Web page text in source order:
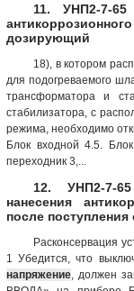
11. УНП2-7-
дозирующий
18), в котором
для подогреваемого
трансформатора и
стабилизатора, с
режима, необходимо
Блок входной 4.5.
переходник 3,...
12. УНП2-7-
нанесения
после поступления
Расконсервация
1 Убедится, что
напряжение , должен